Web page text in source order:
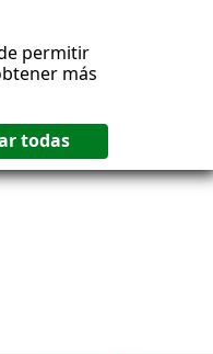
permitir
más